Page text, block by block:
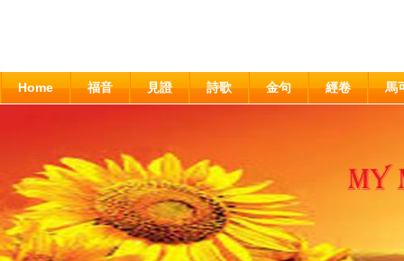
Home 福音 見證 詩歌 金句 經卷 馬